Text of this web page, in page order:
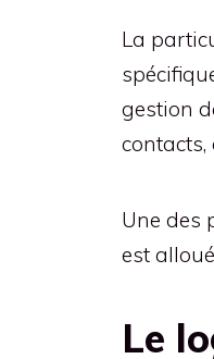
La
gestion
Une des
est
Le